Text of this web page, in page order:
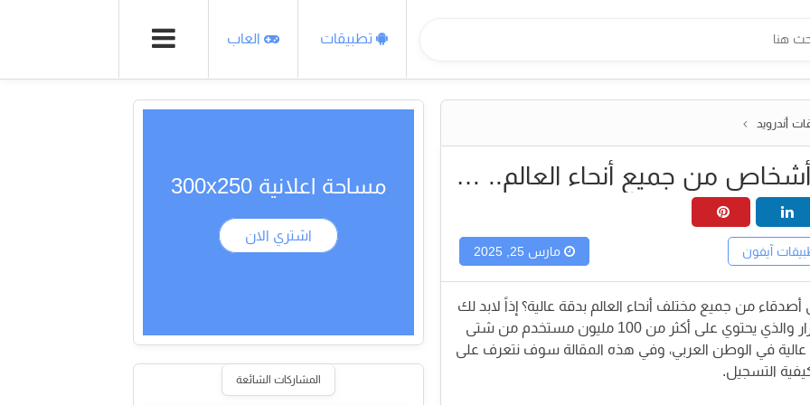
تطبيقات العاب
أندرويد
محادثات مع أشخاص من جميع أنحاء العالم.. دخل إضافي .. تطبيق دردشة للعرب في تركيا ... تطبيق آزار ومميزاته وعيوبه وكيفية استخدامه
آيفون مارس 25, 2025
من جميع مختلف أنحاء العالم بدقة عالية؟ إذاً لابد لك
من معرفة التطبيق الأشهر بالعالم ألا وهو آزار والذي يحتوي على أكثر من 100 مليون مستخدم من شتى
عالية في الوطن العربي، وفي هذه المقالة سوف نتعرف على
التسجيل.
مساحة اعلانية 300x250
اشتري الان
المشاركات الشائعة